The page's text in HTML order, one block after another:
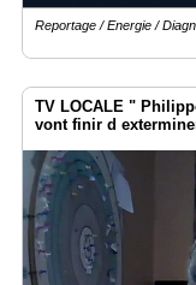
Reportage / Energie /
TV LOCALE "
vont finir d